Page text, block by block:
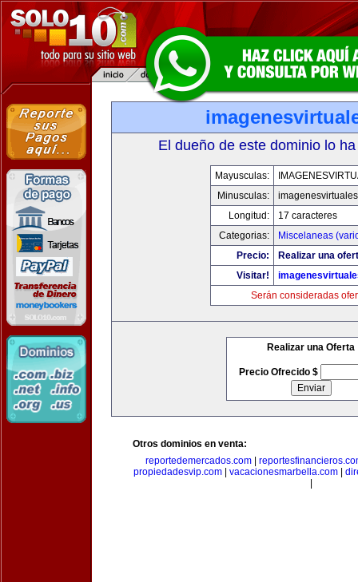
El dueño de este dominio lo
Mayusculas:
Minusculas:
Longitud:
17 caracteres
Categorias:
Miscelaneas
Precio:
Realizar una
Visitar!
Serán consideradas
Realizar una Oferta
Precio Ofrecido $
Otros dominios en venta:
reportedemercados.com
propiedadesvip.com
vacacionesmarbella.com